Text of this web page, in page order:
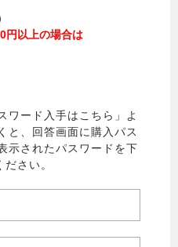
円以上の場合は